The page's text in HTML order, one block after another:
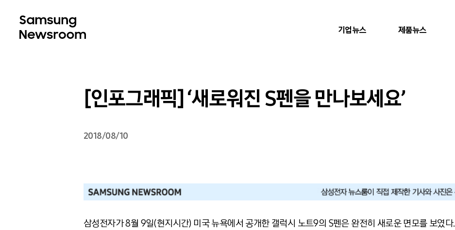
기업뉴스 제품뉴스
[인포그래픽] ‘새로워진 S펜을 만나보세요’
2018/08/10
삼성전자가 8월 9일(현지시간) 미국 뉴욕에서 공개한 갤럭시 노트9의 S펜은 완전히 새로운 면모를 보였다.